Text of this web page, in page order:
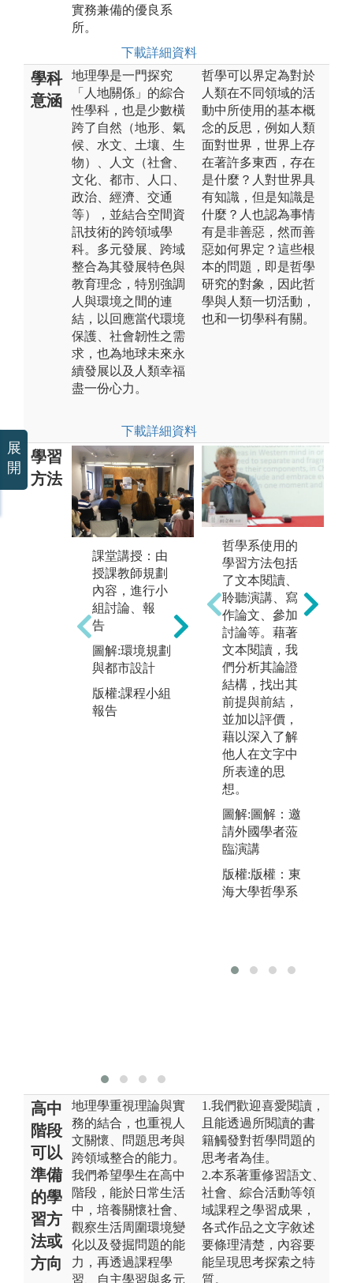
實務兼備的優良系
所。
下載詳細資料
學科
意涵
地理學是一門探究
「人地關係」的綜合
性學科，也是少數橫
跨了自然（地形、氣
候、水文、土壤、生
物）、人文（社會、
文化、都市、人口、
政治、經濟、交通
等），並結合空間資
訊技術的跨領域學
科。多元發展、跨域
整合為其發展特色與
教育理念，特別強調
人與環境之間的連
結，以回應當代環境
保護、社會韌性之需
求，也為地球未來永
續發展以及人類幸福
盡一份心力。
下載詳細資料
哲學可以界定為對於
人類在不同領域的活
動中所使用的基本概
念的反思，例如人類
面對世界，世界上存
在著許多東西，存在
是什麼？人對世界具
有知識，但是知識是
什麼？人也認為事情
有是非善惡，然而善
惡如何界定？這些根
本的問題，即是哲學
研究的對象，因此哲
學與人類一切活動，
也和一切學科有關。
學習
方法
課堂講授：由
授課教師規劃
內容，進行小
組討論、報
告
圖解:環境規劃
與都市設計
版權:課程小組
報告
系多數課程會
依涵蓋內容安
排實察活動，
將課程中教授
的理論與概
念，於實際環
境中進行檢
證。野外實察
花費時間1-3天
不等，出發前
學生必須依照
實察主題設計
內容，準備相
關資料，定點
討論報告。實
察成果也需於
學期中呈現，
該項實地教學
學生實踐科學
探究精神、培
圖解:地景保育
哲學系使用的
學習方法包括
了文本閱讀、
聆聽演講、寫
作論文、參加
討論等。藉著
文本閱讀，我
們分析其論證
結構，找出其
前提與前結，
並加以評價，
藉以深入了解
他人在文字中
所表達的思
想。
圖解:圖解：邀
請外國學者蒞
臨演講
版權:版權：東
海大學哲學系
高中
階段
可以
準備
的學
習方
法或
方向
地理學重視理論與實
務的結合，也重視人
文關懷、問題思考與
跨領域整合的能力。
我們希望學⽣在高中
階段，能於日常生活
中，培養關懷社會、
觀察生活周圍環境變
化以及發掘問題的能
力，再透過課程學
習、自主學習與多元
1.我們歡迎喜愛閱讀，
且能透過所閱讀的書
籍觸發對哲學問題的
思考者為佳。
2.本系著重修習語文、
社會、綜合活動等領
域課程之學習成果，
各式作品之文字敘述
要條理清楚，內容要
能呈現思考探索之特
質。
展
開